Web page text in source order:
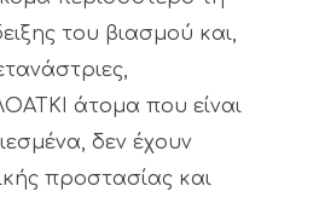
του βιασμού και,
άτομα που είναι
δεν έχουν
προστασίας και